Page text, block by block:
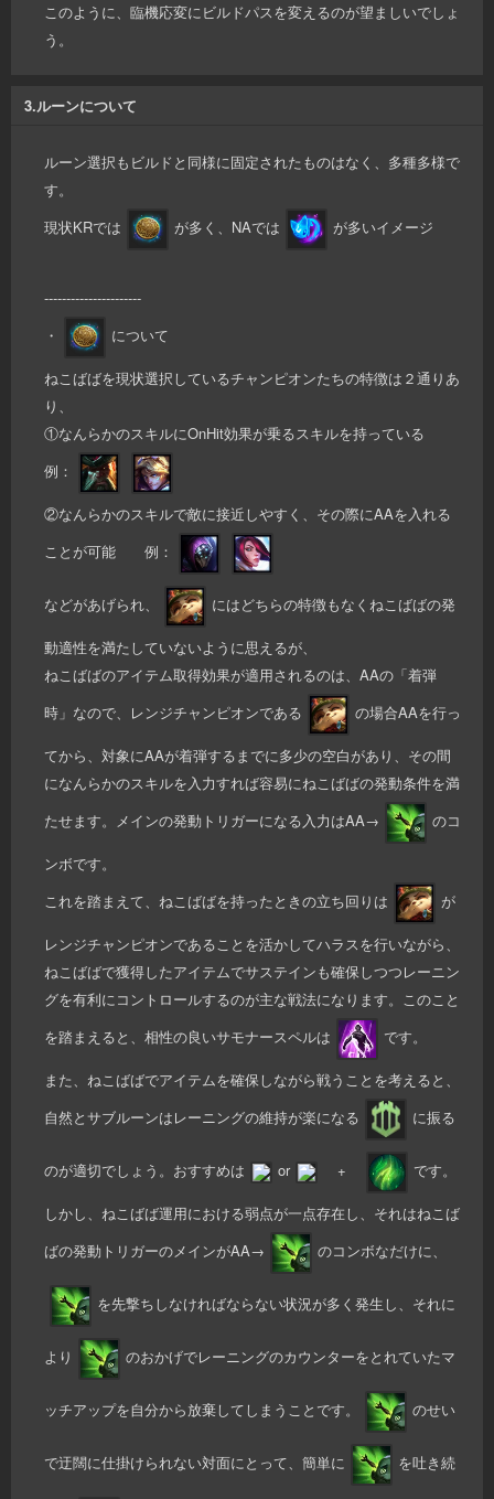
このように、臨機応変にビルドパスを変えるのが望ましいでしょ
う。
3.ルーンについて
ルーン選択もビルドと同様に固定されたものはなく、多種多様で
す。
現状KRでは
が多く、NAでは が多いイメージ
----------------------
・
について
ねこばばを現状選択しているチャンピオンたちの特徴は２通りあ
り、
①なんらかのスキルにOnHit効果が乗るスキルを持っている
例：
②なんらかのスキルで敵に接近しやすく、その際にAAを入れる
ことが可能 例：
などがあげられ、 にはどちらの特徴もなくねこばばの発
動適性を満たしていないように思えるが、
ねこばばのアイテム取得効果が適用されるのは、AAの「着弾
時」なので、レンジチャンピオンである
の場合AAを行っ
てから、対象にAAが着弾するまでに多少の空白があり、その間
になんらかのスキルを入力すれば容易にねこばばの発動条件を満
たせます。メインの発動トリガーになる入力はAA→
のコ
ンボです。
これを踏まえて、ねこばばを持ったときの立ち回りは
が
レンジチャンピオンであることを活かしてハラスを行いながら、
ねこばばで獲得したアイテムでサステインも確保しつつレーニン
グを有利にコントロールするのが主な戦法になります。このこと
を踏まえると、相性の良いサモナースペルは
です。
また、ねこばばでアイテムを確保しながら戦うことを考えると、
自然とサブルーンはレーニングの維持が楽になる
に振る
のが適切でしょう。おすすめは or + です。
しかし、ねこばば運用における弱点が一点存在し、それはねこば
ばの発動トリガーのメインがAA→
のコンボなだけに、
を先撃ちしなければならない状況が多く発生し、それに
より のおかげでレーニングのカウンターをとれていたマ
ッチアップを自分から放棄してしまうことです。 のせい
で迂闊に仕掛けられない対面にとって、簡単に を吐き続